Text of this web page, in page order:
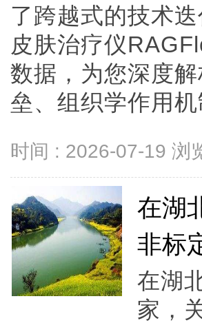
了跨越式的技术
皮肤治疗仪
数据，为您深度
垒、组织学作用
时间 : 2026-07-19 浏
在湖
非标
在湖
家，